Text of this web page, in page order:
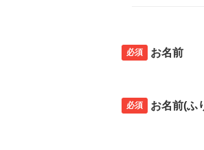
必須 お名前
必須 お名前(ふ